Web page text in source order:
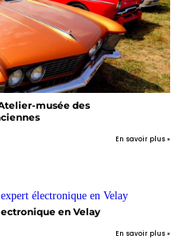
musée des
En savoir plus »
en Velay
En savoir plus »